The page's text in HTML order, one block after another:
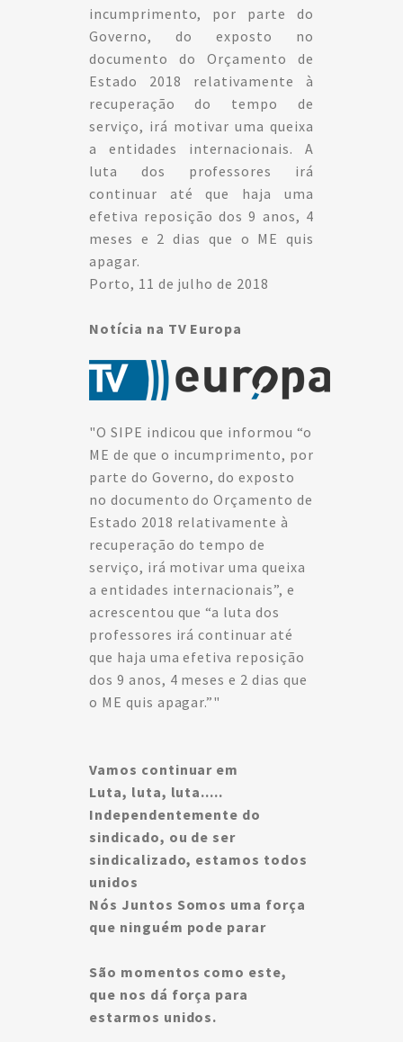
incumprimento, por parte do
Governo, do exposto no
documento do Orçamento de
Estado 2018 relativamente à
recuperação do tempo de
serviço, irá motivar uma queixa
a entidades internacionais. A
luta dos professores irá
continuar até que haja uma
efetiva reposição dos 9 anos, 4
meses e 2 dias que o ME quis
apagar.
Porto, 11 de julho de 2018
Notícia na TV Europa
"O SIPE indicou que informou “o
ME de que o incumprimento, por
parte do Governo, do exposto
no documento do Orçamento de
Estado 2018 relativamente à
recuperação do tempo de
serviço, irá motivar uma queixa
a entidades internacionais”, e
acrescentou que “a luta dos
professores irá continuar até
que haja uma efetiva reposição
dos 9 anos, 4 meses e 2 dias que
o ME quis apagar.”"
Vamos continuar em
Luta, luta, luta.....
Independentemente do
sindicado, ou de ser
sindicalizado, estamos todos
unidos
Nós Juntos Somos uma força
que ninguém pode parar
São momentos como este,
que nos dá força para
estarmos unidos.